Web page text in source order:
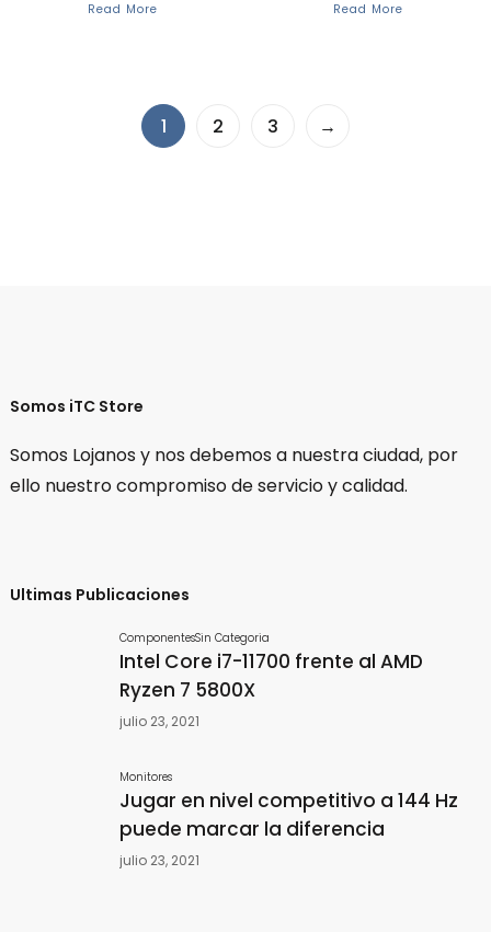
Read More Read More
1 2 3 →
Somos iTC Store
Somos Lojanos y nos debemos a nuestra ciudad, por
ello nuestro compromiso de servicio y calidad.
Ultimas Publicaciones
ComponentesSin Categoria
Intel Core i7-11700 frente al AMD
Ryzen 7 5800X
julio 23, 2021
Monitores
Jugar en nivel competitivo a 144 Hz
puede marcar la diferencia
julio 23, 2021